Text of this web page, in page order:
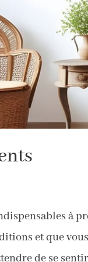
à
et que
de se